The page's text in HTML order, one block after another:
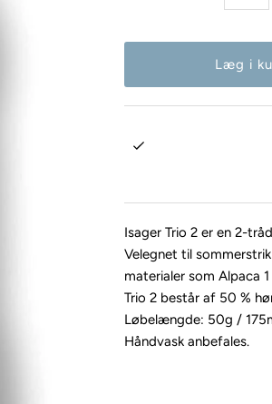
Isager Trio 2 er en 2-
Velegnet til
materialer som Alpaca
Trio 2 består af 50 %
Løbelængde: 50g /
Håndvask anbefales.